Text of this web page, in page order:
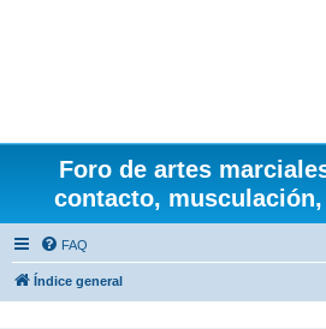
Foro de artes
contacto,
FAQ
Índice general